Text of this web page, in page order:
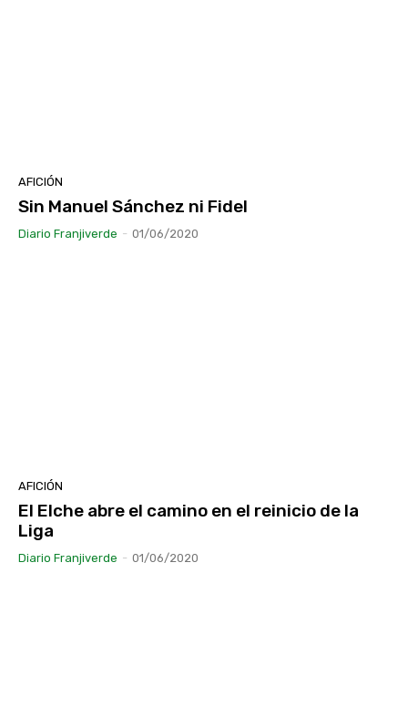
AFICIÓN
Sin Manuel Sánchez ni Fidel
Diario Franjiverde - 01/06/2020
AFICIÓN
El Elche abre el camino en el reinicio de la
Liga
Diario Franjiverde - 01/06/2020